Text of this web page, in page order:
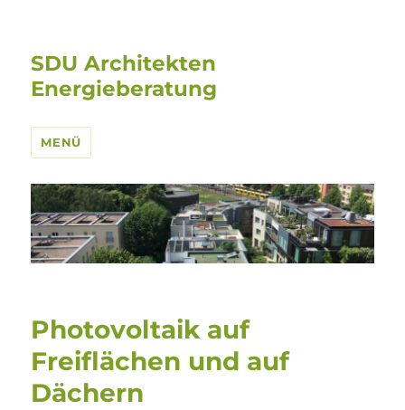
SDU Architekten
Energieberatung
MENÜ
Photovoltaik auf
Freiflächen und auf
Dächern